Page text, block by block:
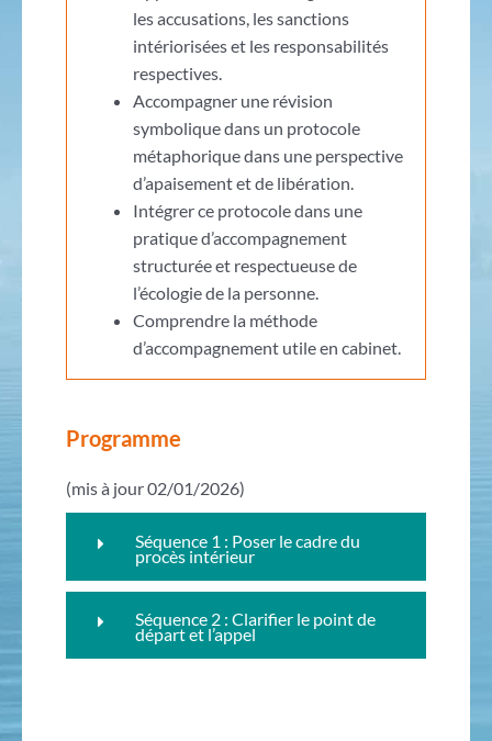
les accusations, les sanctions
intériorisées et les responsabilités
respectives.
Accompagner une révision
symbolique dans un protocole
métaphorique dans une perspective
d’apaisement et de libération.
Intégrer ce protocole dans une
pratique d’accompagnement
structurée et respectueuse de
l’écologie de la personne.
Comprendre la méthode
d’accompagnement utile en cabinet.
Programme
(mis à jour 02/01/2026)
Séquence 1 : Poser le cadre du
procès intérieur
Séquence 2 : Clarifier le point de
départ et l’appel